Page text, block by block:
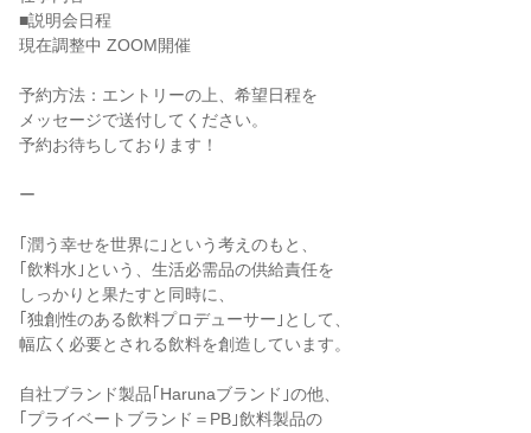
■説明会日程
現在調整中 ZOOM開催
予約方法：エントリーの上、希望日程を
メッセージで送付してください。
予約お待ちしております！
ー
｢潤う幸せを世界に｣という考えのもと、
｢飲料水｣という、生活必需品の供給責任を
しっかりと果たすと同時に、
｢独創性のある飲料プロデューサー｣として、
幅広く必要とされる飲料を創造しています。
自社ブランド製品｢Harunaブランド｣の他、
｢プライベートブランド＝PB｣飲料製品の